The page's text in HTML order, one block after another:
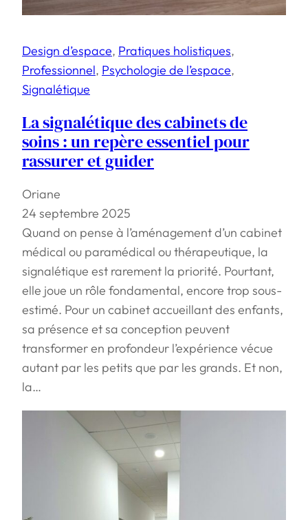
Design d’espace, Pratiques holistiques
Professionnel, Psychologie de l’espace
Signalétique
La signalétique des cabinets de
soins : un repère essentiel pour
rassurer et guider
Oriane
24 septembre 2025
Quand on pense à l’aménagement d’un cabinet
médical ou paramédical ou thérapeutique, la
signalétique est rarement la priorité. Pourtant,
elle joue un rôle fondamental, encore trop sous-
estimé. Pour un cabinet accueillant des enfants,
sa présence et sa conception peuvent
transformer en profondeur l’expérience vécue
autant par les petits que par les grands. Et non,
la…